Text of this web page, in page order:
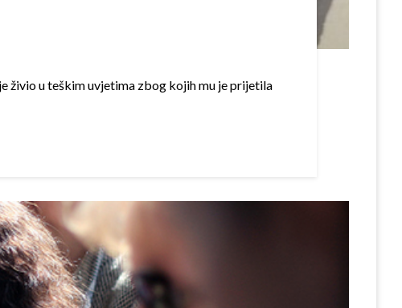
živio u teškim uvjetima zbog kojih mu je prijetila